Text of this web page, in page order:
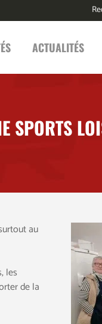
ACTUALITÉS
SPORTS
au
les
de la